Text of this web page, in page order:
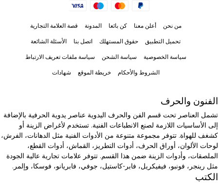
من نحن أعلن معنا كن بائعا المدونة قصة العلامة التجارية
تحميل التطبيق حقوق المستهلك اتصل بنا الأسئلة الشائعة
سياسة الخصوصية سياسة الشحن سياسة ملفات تعريف الارتباط
الشروط والأحكام خريطة الموقع شهادات
الفنون والحرف
تشمل العناصر تحت قسم الفن والحرف اليدوية عناصر يدوية الحرفية بالإضافة
إلى الأساسيات اللازمة لصنع الانطباعات الفنية. تستخدم لأغراض الزينة أو
كشغف للهواة. تتوفر مجموعة متنوعة من الأدوات الفنية مثل الدهانات، الفرش،
لوحات الألوان، أوراق الحرف، أدوات التطريز، القماش، أدوات القطع،
الملصقات، وأدوات الزينة ضمن هذا القسم. تتوفر علامات تجارية عالية الجودة
مثل رينجر، فونبو، فيفيكريل، فابر-كاستيل، جوفي، فابريانو، فوسكا، وإلمر.
الكتب